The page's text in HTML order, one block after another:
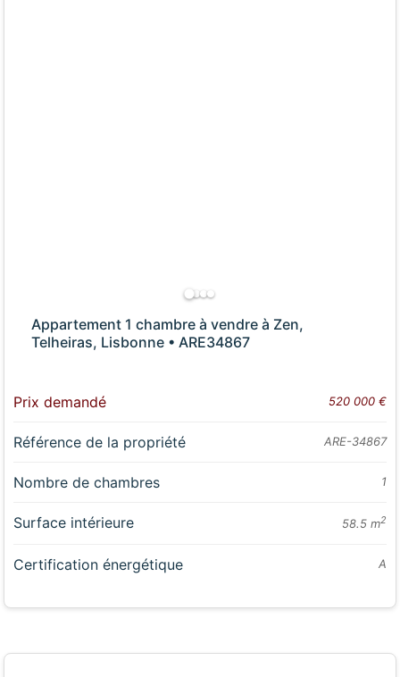
Appartement 1 chambre à vendre à Zen,
Telheiras, Lisbonne • ARE34867
Prix demandé 520 000 €
Référence de la propriété ARE-34867
Nombre de chambres 1
Surface intérieure 58.5 m2
Certification énergétique A